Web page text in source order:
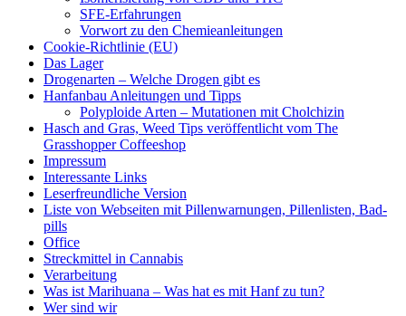
SFE-Erfahrungen
Vorwort zu den Chemieanleitungen
Cookie-Richtlinie (EU)
Das Lager
Drogenarten – Welche Drogen gibt es
Hanfanbau Anleitungen und Tipps
Polyploide Arten – Mutationen mit Cholchizin
Hasch and Gras, Weed Tips veröffentlicht vom The
Grasshopper Coffeeshop
Impressum
Interessante Links
Leserfreundliche Version
Liste von Webseiten mit Pillenwarnungen, Pillenlisten, Bad-
pills
Office
Streckmittel in Cannabis
Verarbeitung
Was ist Marihuana – Was hat es mit Hanf zu tun?
Wer sind wir